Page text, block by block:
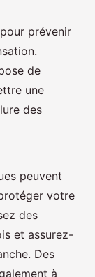
prévenir
de
une
des
peuvent
votre
des
et assurez-
Des
à